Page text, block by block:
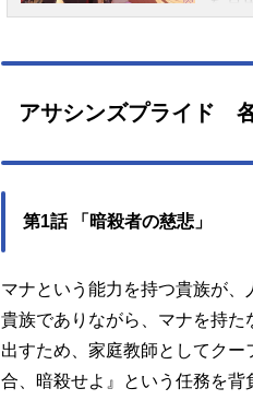
を見
う任
とす
ド）
ル
ゼ＝
薮内
ール
和氣
アサシンズプライド
第1話 「暗殺者の慈悲」
マナという能力を持つ貴族が
貴族でありながら、マナを持
出すため、家庭教師としてク
合、暗殺せよ』という任務を